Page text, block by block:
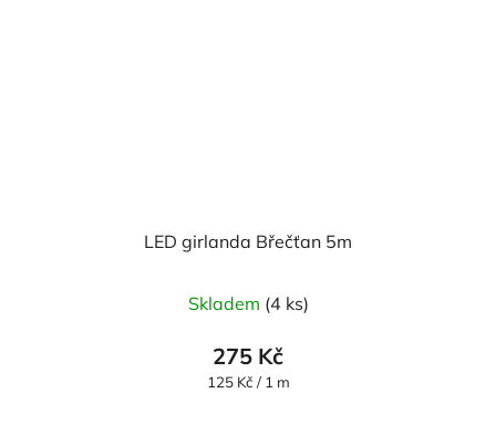
LED girlanda Břečťan 5m
Skladem (4 ks)
275 Kč
Měrná
125 Kč / 1 m